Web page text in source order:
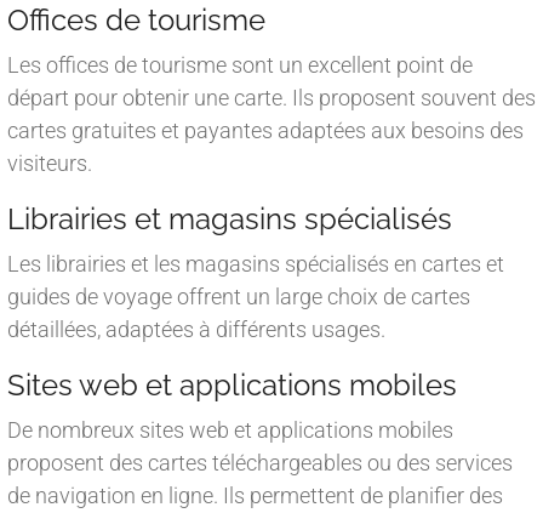
Offices de tourisme
Les offices de tourisme sont un excellent point de
départ pour obtenir une carte. Ils proposent souvent des
cartes gratuites et payantes adaptées aux besoins des
visiteurs.
Librairies et magasins spécialisés
Les librairies et les magasins spécialisés en cartes et
guides de voyage offrent un large choix de cartes
détaillées, adaptées à différents usages.
Sites web et applications mobiles
De nombreux sites web et applications mobiles
proposent des cartes téléchargeables ou des services
de navigation en ligne. Ils permettent de planifier des